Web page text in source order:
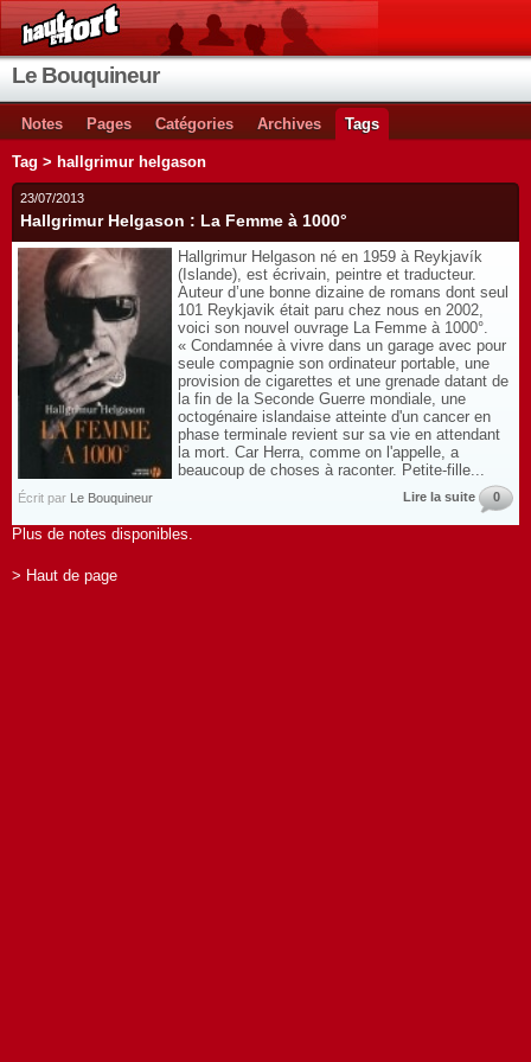
Le Bouquineur
Notes Pages Catégories Archives Tags
Tag > hallgrimur helgason
23/07/2013
Hallgrimur Helgason : La Femme à 1000°
Hallgrimur Helgason né en 1959 à Reykjavík
(Islande), est écrivain, peintre et traducteur.
Auteur d’une bonne dizaine de romans dont seul
101 Reykjavik était paru chez nous en 2002,
voici son nouvel ouvrage La Femme à 1000°.
« Condamnée à vivre dans un garage avec pour
seule compagnie son ordinateur portable, une
provision de cigarettes et une grenade datant de
la fin de la Seconde Guerre mondiale, une
octogénaire islandaise atteinte d'un cancer en
phase terminale revient sur sa vie en attendant
la mort. Car Herra, comme on l'appelle, a
beaucoup de choses à raconter. Petite-fille...
Écrit par Le Bouquineur Lire la suite 0
Plus de notes disponibles.
> Haut de page